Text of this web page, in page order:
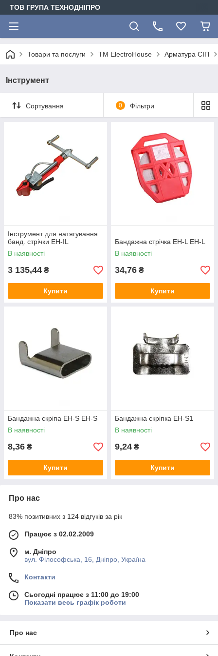
ТОВ ГРУПА ТЕХНОДНІПРО
Товари та послуги ТМ ElectroHouse Арматура СІП
Інструмент
Сортування 0 Фільтри
Інструмент для натягування
банд. стрічки EH-IL
В наявності
3 135,44 ₴
Купити
Бандажна стрічка EH-L EH-L
В наявності
34,76 ₴
Купити
Бандажна скріпа EH-S EH-S
В наявності
8,36 ₴
Купити
Бандажна скріпка EH-S1
В наявності
9,24 ₴
Купити
Про нас
83% позитивних з 124 відгуків за рік
Працює з 02.02.2009
м. Дніпро
вул. Філософська, 16, Дніпро, Україна
Контакти
Сьогодні працює з 11:00 до 19:00
Показати весь графік роботи
Про нас